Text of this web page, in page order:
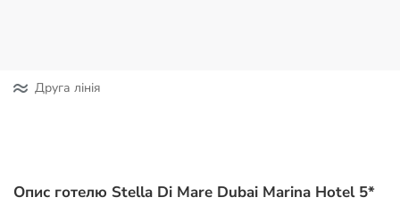
Друга лінія
Опис готелю Stella Di Mare Dubai Marina Hotel 5*